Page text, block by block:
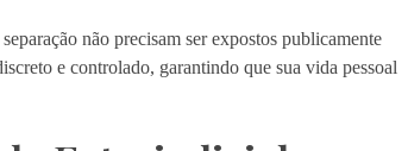
não precisam ser expostos publicamente
e controlado, garantindo que sua vida pessoal